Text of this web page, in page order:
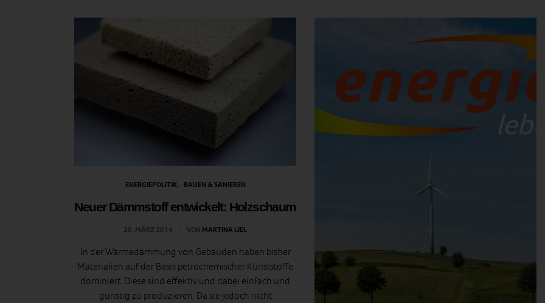
ENERGIEPOLITIK BAUEN & SANIEREN
Neuer Dämmstoff entwickelt: Holzschaum
20. MÄRZ 2014 VON MARTINA LIEL
In der Wärmedämmung von Gebäuden haben bisher
Materialien auf der Basis petrochemischer Kunststoffe
dominiert. Diese sind effektiv und dabei einfach und
günstig zu produzieren. Da sie jedoch nicht